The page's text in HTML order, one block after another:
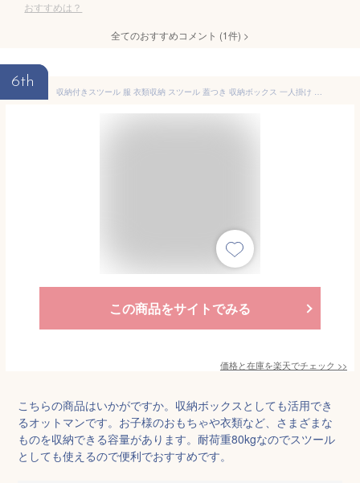
おすすめは？
全てのおすすめコメント (1件) >
6th
収納付きスツール 服 衣類収納 スツール 蓋つき 収納ボックス 一人掛け チェア 椅子 背もたれなし オットマン ソファ 子供部屋 収納 おもちゃ箱 メイク 収納box ふた付き いす 隠す収納 ボックス 座れるおもちゃ箱 おしゃれ
この商品をサイトでみる
価格と在庫を楽天でチェック >>
こちらの商品はいかがですか。収納ボックスとしても活用でき
るオットマンです。お子様のおもちゃや衣類など、さまざまな
ものを収納できる容量があります。耐荷重80kgなのでスツール
としても使えるので便利でおすすめです。